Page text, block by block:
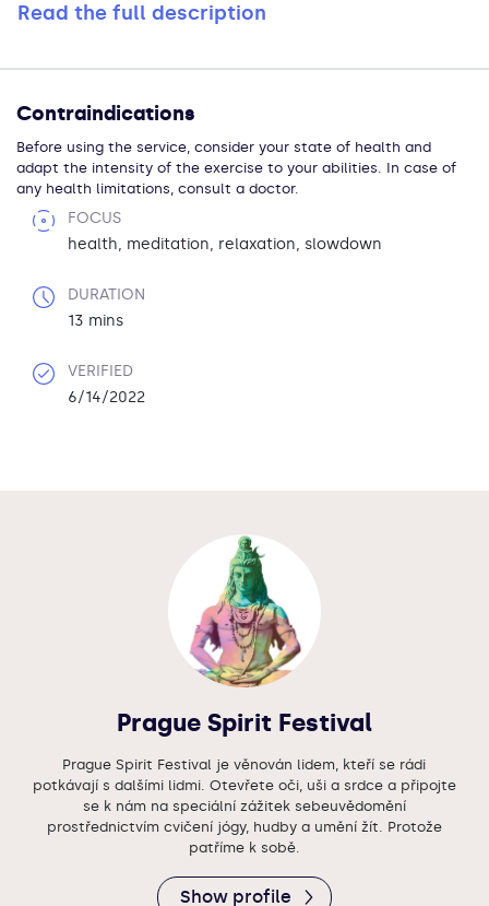
Read the full description
FOCUS
health, meditation, relaxation, slowdown
DURATION
13 mins
VERIFIED
6/14/2022
Contraindications
Before using the service, consider your state of health and
adapt the intensity of the exercise to your abilities. In case of
any health limitations, consult a doctor.
Prague Spirit Festival
Prague Spirit Festival je věnován lidem, kteří se rádi
potkávají s dalšími lidmi. Otevřete oči, uši a srdce a připojte
se k nám na speciální zážitek sebeuvědomění
prostřednictvím cvičení jógy, hudby a umění žít. Protože
patříme k sobě.
Show profile